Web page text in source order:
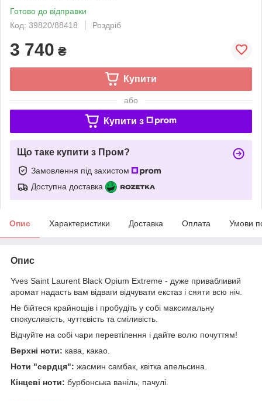
Готово до відправки
Код: 39820/88418
Роздріб
3 740 ₴
Купити
або
Купити з
Що таке купити з Пром?
Замовлення під захистом
Доступна доставка
Опис Характеристики Доставка Оплата Умови
Опис
Yves Saint Laurent Black Opium Extreme - дуже привабливий
аромат надасть вам відваги відчувати екстаз і сяяти всю ніч.
Не бійтеся крайнощів і пробудіть у собі максимальну
спокусливість, чуттєвість та сміливість.
Відчуйте на собі чари перевтілення і дайте волю почуттям!
Верхні ноти: кава, какао.
Ноти "сердця": жасмин самбак, квітка апельсина.
Кінцеві ноти: бурбонська ваніль, пачулі.